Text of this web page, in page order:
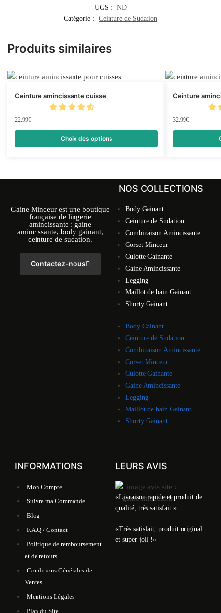
UGS :
ND
Catégorie :
Ceinture de Sudation
Produits similaires
Ceinture amincissante cuisse
22.99€
Choix des options
Ceinture
32.99€
Gaine Minceur est une boutique
française de lingerie
amincissante : gaine
amincissante, body gainant,
ceinture de sudation.
Contactez-nous
NOS COLLECTIONS
Body Gainant
Ceinture de Sudation
Combinaison Amincissante
Corset Minceur
Culotte Gainante
Gaine Amincissante
Legging
Maillot de bain Gainant
Shorty Gainant
Body Gainant
Ceinture de Sudation
Combinaison Amincissante
Corset Minceur
Culotte Gainante
Gaine Amincissante
Legging
Maillot de bain Gainant
Shorty Gainant
INFORMATIONS
Mon Compte
Suivre ma Commande
Blog
F.A.Q / Contact
Politique de remboursement
et de retours
Conditions Générales de
Ventes
Mentions Légales
Plan du Site
LEURS AVIS
«Livraison rapide et produit de
qualité, très satisfait.»
«Très satisfait, produit original
et super joli !»